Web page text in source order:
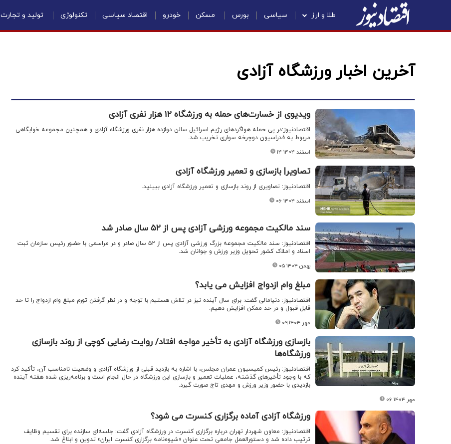
طلا و ارز سیاسی بورس مسکن خودرو اقتصاد سیاسی تکنولوژی تولید و تجارت
آخرین اخبار ورزشگاه آزادی
ویدیوی از خسارت‌های حمله به ورزشگاه ۱۲ هزار نفری آزادی
اقتصادنیوز:در پی حمله هواگردهای رژیم اسرائیل سالن دوازده هزار نفری ورزشگاه آزادی و همچنین مجموعه خوابگاهی
مربوط به فدراسیون دوچرخه‌ سواری تخریب شد.
۱۴ اسفند ۱۴۰۴
تصاویر| بازسازی و تعمیر ورزشگاه آزادی
اقتصادنیوز: تصاویری از روند بازسازی و تعمیر ورزشگاه آزادی ببینید.
۰۶ اسفند ۱۴۰۴
سند مالکیت مجموعه ورزشی آزادی پس از ۵۲ سال صادر شد
اقتصادنیوز: سند مالکیت مجموعه بزرگ ورزشی آزادی پس از ۵۲ سال صادر و در مراسمی با حضور رئیس سازمان ثبت
اسناد و املاک کشور تحویل وزیر ورزش و جوانان شد.
۰۵ بهمن ۱۴۰۴
مبلغ وام ازدواج افزایش می یابد؟
اقتصادنیوز: دنیامالی گفت: برای سال آینده نیز در تلاش هستیم با توجه و در نظر گرفتن تورم مبلغ وام ازدواج را تا حد
قابل قبول و در حد ممکن افزایش دهیم.
۰۹ مهر ۱۴۰۴
بازسازی ورزشگاه آزادی به تأخیر مواجه افتاد/ روایت رضایی کوچی از روند بازسازی
ورزشگاه‌ها
اقتصادنیوز: رئیس کمیسیون عمران مجلس، با اشاره به بازدید قبلی از ورزشگاه آزادی و وضعیت نامناسب آن، تأکید کرد
که با وجود تأخیرهای گذشته، عملیات تعمیر و بازسازی این ورزشگاه در حال انجام است و برنامه‌ریزی شده هفته آینده
بازدیدی با حضور وزیر ورزش و مهدی تاج صورت گیرد.
۰۶ مهر ۱۴۰۴
ورزشگاه آزادی آماده برگزاری کنسرت می شود؟
اقتصادنیوز: معاون شهردار تهران درباره برگزاری کنسرت در ورزشگاه آزادی گفت: جلسه‌ای سازنده برای تقسیم وظایف
ترتیب داده شد و دستورالعمل جامعی تحت عنوان «شیوه‌نامه برگزاری کنسرت ایران» تدوین و ابلاغ شد.